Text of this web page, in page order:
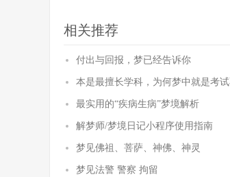
相关推荐
付出与回报，梦已经告诉你
本是最擅长学科，为何梦中就是考试
最实用的“疾病生病”梦境解析
解梦师/梦境日记小程序使用指南
梦见佛祖、菩萨、神佛、神灵
梦见法警 警察 拘留